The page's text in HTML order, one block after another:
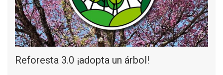
Reforesta 3.0 ¡adopta un árbol!